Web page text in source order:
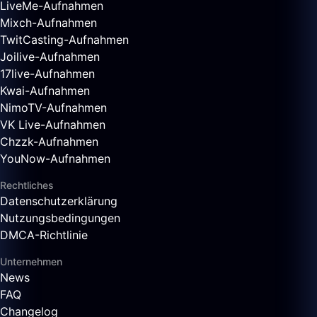
LiveMe-Aufnahmen
Mixch-Aufnahmen
TwitCasting-Aufnahmen
Joilive-Aufnahmen
17live-Aufnahmen
Kwai-Aufnahmen
NimoTV-Aufnahmen
VK Live-Aufnahmen
Chzzk-Aufnahmen
YouNow-Aufnahmen
Rechtliches
Datenschutzerklärung
Nutzungsbedingungen
DMCA-Richtlinie
Unternehmen
News
FAQ
Changelog